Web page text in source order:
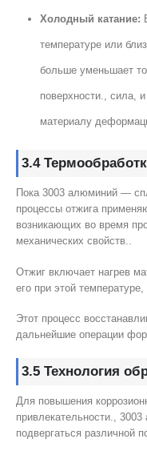
Холодный катание:
температуре или
больше уменьшает
поверхности., сила,
материалу
3.4
Пока 3003 алюминий —
процессы отжига
возникающих во время
механических свойств..
Отжиг включает нагрев
его при этой
Этот процесс
дальнейшие операции
3.5 Технология
Для повышения
привлекательности.,
подвергаться различной